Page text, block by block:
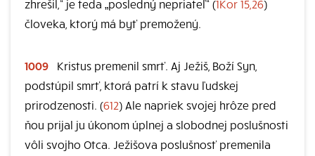
zhrešil,“ je teda „posledný nepriateľ“ (1Kor 15,26)
človeka, ktorý má byť premožený.
1009
Kristus premenil smrť. Aj Ježiš, Boží Syn,
podstúpil smrť, ktorá patrí k stavu ľudskej
prirodzenosti. (612) Ale napriek svojej hrôze pred
ňou prijal ju úkonom úplnej a slobodnej poslušnosti
vôli svojho Otca. Ježišova poslušnosť premenila